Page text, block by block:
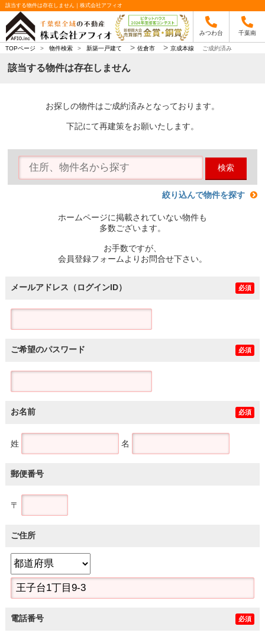
該当する物件は存在しません｜株式会社アフィオ
みつわ台 千葉南
TOPページ > 物件検索 > 新築一戸建て > 佐倉市 > 京成本線 ご成約済み
該当する物件は存在しません
お探しの物件はご成約済みとなっております。
下記にて再建策をお願いたします。
検索
絞り込んで物件を探す
ホームページに掲載されていない物件も
多数ございます。
お手数ですが、
会員登録フォームよりお問合せ下さい。
メールアドレス（ログインID） 必須
ご希望のパスワード 必須
お名前 必須
姓 名
郵便番号
〒
ご住所
電話番号 必須